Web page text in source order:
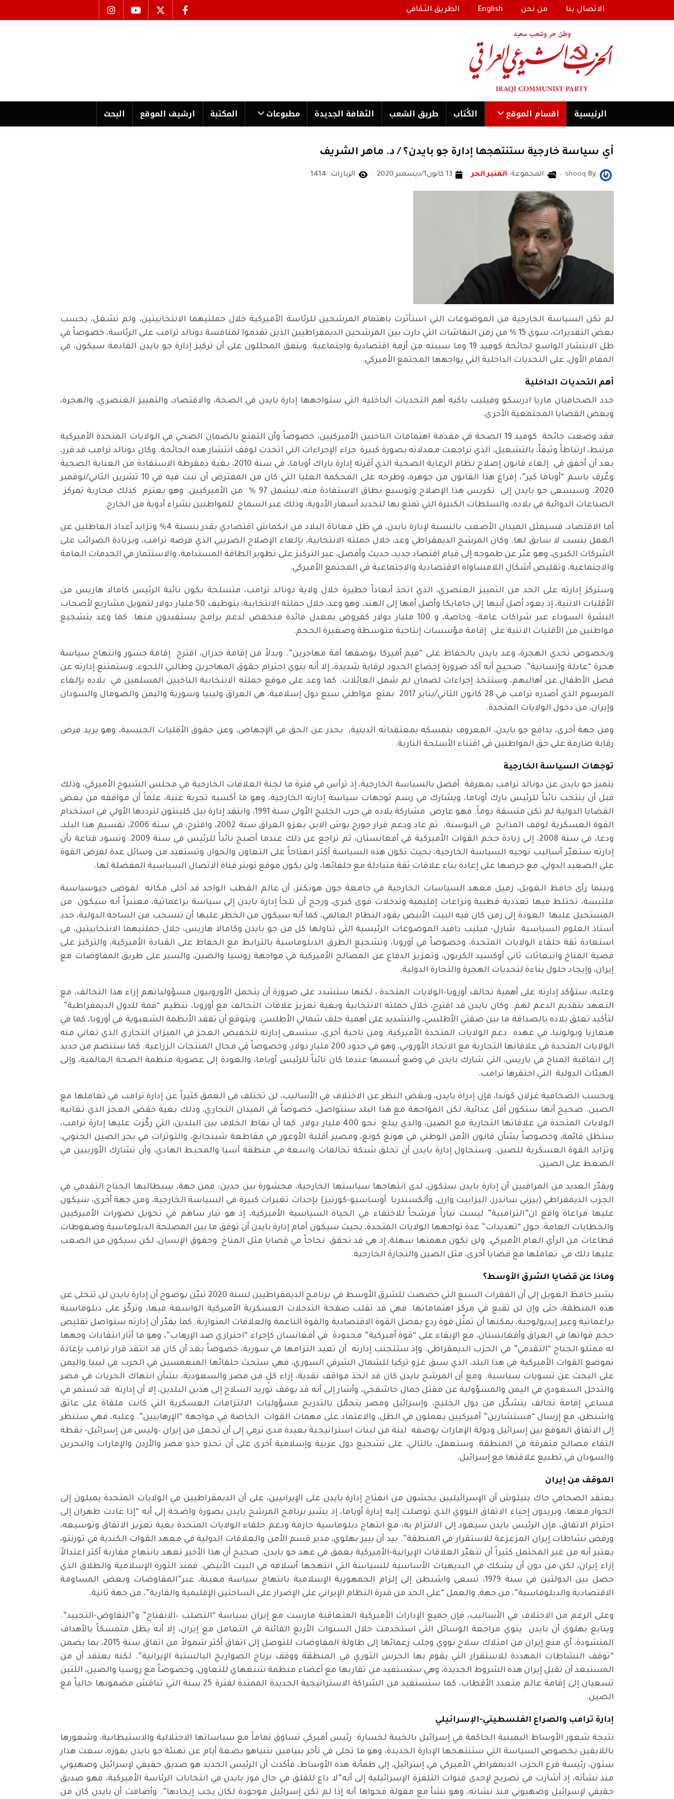
الاتصال بنا من نحن English الطريق الثقافي
الرئیسية اقسام الموقع الكُتاب طریق الشعب الثقافة الجدیدة مطبوعات المكتبة ارشیف الموقع البحث
أي سياسة خارجية ستنتهجها إدارة جو بايدن؟ / د. ماهر الشريف
By
shooq المجموعة: المنبر الحر 13 كانون1/ديسمبر 2020 الزيارات: 1414
لم تكن السياسة الخارجية من الموضوعات التي استأثرت باهتمام المرشحين للرئاسة الأميركية خلال حملتيهما الانتخابيتين، ولم تشغل، بحسب
بعض التقديرات، سوى 15 % من زمن النقاشات التي دارت بين المرشحين الديمقراطيين الذين تقدموا لمنافسة دونالد ترامب على الرئاسة، خصوصاً في
ظل الانتشار الواسع لجائحة كوفيد 19 وما سببته من أزمة اقتصادية واجتماعية. ويتفق المحللون على أن تركيز إدارة جو بايدن القادمة سيكون، في
المقام الأول، على التحديات الداخلية التي يواجهها المجتمع الأميركي.
أهم التحديات الداخلية
حدد الصحافيان ماريا ادرسكو وفيليب باكيه أهم التحديات الداخلية التي ستواجهها إدارة بايدن في الصحة، والاقتصاد، والتمييز العنصري، والهجرة،
وبعض القضايا المجتمعية الأخرى.
فقد وضعت جائحة كوفيد 19 الصحة في مقدمة اهتمامات الناخبين الأميركيين، خصوصاً وأن التمتع بالضمان الصحي في الولايات المتحدة الأميركية
مرتبط، ارتباطاً وثيقاً، بالتشغيل، الذي تراجعت معدلاته بصورة كبيرة جراء الإجراءات التي اتخذت لوقف انتشار هذه الجائحة. وكان دونالد ترامب قد قرر،
بعد أن أخفق في إلغاء قانون إصلاح نظام الرعاية الصحية الذي أقرته إدارة باراك أوباما، في سنة 2010، بغية دمقرطة الاستفادة من العناية الصحية
وعُرف باسم “أوباما كير”، إفراغ هذا القانون من جوهره، وطرحه على المحكمة العليا التي كان من المفترض أن تبت فيه في 10 تشرين الثاني/نوفمبر
2020. وسيسعى جو بايدن إلى تكريس هذا الإصلاح وتوسيع نطاق الاستفادة منه، ليشمل 97 % من الأميركيين. وهو يعتزم كذلك محاربة تمركز
الصناعات الدوائية في بلاده، والسلطات الكبيرة التي تمتع بها لتحديد أسعار الأدوية، وذلك عبر السماح للمواطنين بشراء أدوية من الخارج.
أما الاقتصاد، فسيمثل الميدان الأصعب بالنسبة لإدارة بايدن، في ظل معاناة البلاد من انكماش اقتصادي يقدر بنسبة 4% وتزايد أعداد العاطلين عن
العمل بنسب لا سابق لها. وكان المرشح الديمقراطي وعد، خلال حملته الانتخابية، بإلغاء الإصلاح الضريبي الذي فرضه ترامب، وبزيادة الضرائب على
الشركات الكبرى، وهو عبّر عن طموحه إلى قيام اقتصاد جديد، حديث وأفضل، عبر التركيز على تطوير الطاقة المستدامة، والاستثمار في الخدمات العامة
والاجتماعية، وتقليص أشكال اللامساواة الاقتصادية والاجتماعية في المجتمع الأميركي.
وستركز إدارته على الحد من التمييز العنصري، الذي اتخذ أبعاداً خطيرة خلال ولاية دونالد ترامب، متسلحة بكون نائبة الرئيس كامالا هاريس من
الأقليات الاتنية، إذ يعود أصل أبيها إلى جامايكا وأصل أمها إلى الهند. وهو وعد، خلال حملته الانتخابية، بتوظيف 50 مليار دولار لتمويل مشاريع لأصحاب
البشرة السوداء عبر شراكات عامة- وخاصة، و 100 مليار دولار كقروض بمعدل فائدة منخفض لدعم برامج يستفيدون منها. كما وعد بتشجيع
مواطنين من الأقليات الاتنية على إقامة مؤسسات إنتاجية متوسطة وصغيرة الحجم.
وبخصوص تحدي الهجرة، وعد بايدن بالحفاظ على “قيم أميركا بوصفها أمة مهاجرين”. وبدلاً من إقامة جدران، اقترح إقامة جسور وانتهاج سياسة
هجرة “عادلة وإنسانية”. صحيح أنه أكد ضرورة إخضاع الحدود لرقابة شديدة، إلا أنه ينوي احترام حقوق المهاجرين وطالبي اللجوء، وستمتنع إدارته عن
فصل الأطفال عن أهاليهم، وستتخذ إجراءات لضمان لم شمل العائلات. كما وعد على موقع حملته الانتخابية الناخبين المسلمين في بلاده بإلغاء
المرسوم الذي أصدره ترامب في 28 كانون الثاني/يناير 2017 بمنع مواطني سبع دول إسلامية، هي العراق وليبيا وسورية واليمن والصومال والسودان
وإيران، من دخول الولايات المتحدة.
ومن جهة أخرى، يدافع جو بايدن، المعروف بتمسكه بمعتقداته الدينية، بحذر عن الحق في الإجهاض، وعن حقوق الأقليات الجنسية، وهو يريد فرض
رقابة صارمة على حق المواطنين في اقتناء الأسلحة النارية.
توجهات السياسة الخارجية
يتميز جو بايدن عن دونالد ترامب بمعرفة أفضل بالسياسة الخارجية، إذ ترأس في فترة ما لجنة العلاقات الخارجية في مجلس الشيوخ الأميركي، وذلك
قبل أن ينتخب نائباً للرئيس بارك أوباما، ويشارك في رسم توجهات سياسة إدارته الخارجية، وهو ما أكسبه تجربة غنية، علماً أن مواقفه من بعض
القضايا الدولية لم تكن متسقة دوماً. فهو عارض مشاركة بلاده في حرب الخليج الأولى سنة 1991، وانتقد إدارة بيل كلينتون لترددها الأولي في استخدام
القوة العسكرية لوقف المذابح في البوسنة، ثم عاد ودعم قرار جورج بوش الابن بغزو العراق سنة 2002، واقترح، في سنة 2006، تقسيم هذا البلد،
ودعا، في سنة 2008، إلى زيادة حجم القوات الأميركية في أفغانستان، ثم تراجع عن ذلك عندما أصبح نائباً للرئيس في سنة 2009. وتسود قناعة بأن
إدارته ستغيّر أساليب توجيه السياسة الخارجية، بحيث تكون هذه السياسة أكثر انفتاحاً على التعاون والحوار، وتستفيد من وسائل عدة لفرض القوة
على الصعيد الدولي، مع حرصها على إعادة بناء علاقات ثقة متبادلة مع حلفائها، ولن يكون موقع تويتر قناة الاتصال السياسية المفضلة لها.
وبينما رأى حافظ الغويل، زميل معهد السياسات الخارجية في جامعة جون هوبكنز، أن عالم القطب الواحد قد أخلى مكانه لفوضى جيوسياسية
ملتبسة، تختلط فيها تعددية قطبية ونزاعات إقليمية وتدخلات قوى كبرى، ورجح أن تلجأ إدارة بايدن إلى سياسة براغماتية، معتبراً أنه سيكون من
المستحيل عليها العودة إلى زمن كان فيه البيت الأبيض يقود النظام العالمي، كما أنه سيكون من الخطر عليها أن تنسحب من الساحة الدولية، حدد
أستاذ العلوم السياسية شارل- فيليب دافيد الموضوعات الرئيسية التي تناولها كل من جو بايدن وكامالا هاريس، خلال حملتيهما الانتخابيتين، في
استعادة ثقة حلفاء الولايات المتحدة، وخصوصاً في أوروبا، وتشجيع الطرق الدبلوماسية بالترابط مع الحفاظ على القيادة الأميركية، والتركيز على
قضية المناخ وانبعاثات ثاني أوكسيد الكربون، وتعزيز الدفاع عن المصالح الأميركية في مواجهة روسيا والصين، والسير على طريق المفاوضات مع
إيران، وإيجاد حلول بناءة لتحديات الهجرة والتجارة الدولية.
وعليه، ستؤكد إدارته على أهمية تحالف أوروبا-الولايات المتحدة ، لكنها ستشدد على ضرورة أن يتحمل الأوروبيون مسؤولياتهم إزاء هذا التحالف، مع
التعهد بتقديم الدعم لهم. وكان بايدن قد اقترح، خلال حملته الانتخابية وبغية تعزيز علاقات التحالف مع أوروبا، تنظيم “قمة للدول الديمقراطية”
لتأكيد تعلق بلاده بالصداقة ما بين ضفتي الأطلسي، والتشديد على أهمية حلف شمالي الأطلسي. ويتوقع أن تفقد الأنظمة الشعبوية في أوروبا، كما في
هنغاريا وبولونيا، في عهده دعم الولايات المتحدة الأميركية. ومن ناحية أخرى، ستسعى إدارته لتخفيض العجز في الميزان التجاري الذي تعاني منه
الولايات المتحدة في علاقاتها التجاربة مع الاتحاد الأوروبي، وهو في حدود 200 مليار دولار، وخصوصاً في مجال المنتجات الزراعية. كما ستنضم من جديد
إلى اتفاقية المناخ في باريس، التي شارك بايدن في وضع أسسها عندما كان نائباً للرئيس أوباما، والعودة إلى عضوية منظمة الصحة العالمية، وإلى
الهيئات الدولية التي احتقرها ترامب.
وبحسب الصحافية غزلان كوندا، فإن إدراة بايدن، وبغض النظر عن الاختلاف في الأساليب، لن تختلف في العمق كثيراً عن إدارة ترامب في تعاملها مع
الصين. صحيح أنها ستكون أقل عدائية، لكن المواجهة مع هذا البلد ستتواصل، خصوصاً في الميدان التجاري، وذلك بغية خفض العجز الذي تعانيه
الولايات المتحدة في علاقاتها التجارية مع الصين، والذي يبلغ نحو 400 مليار دولار. كما أن نقاط الخلاف بين البلدين، التي ركّزت عليها إدارة ترامب،
ستظل قائمة، وخصوصاً بشأن قانون الأمن الوطني في هونغ كونغ، ومصير أقلية الأوغور في مقاطعة شينجانغ، والتوترات في بحر الصين الجنوبي،
وتزايد القوة العسكرية للصين. وستحاول إدارة بايدن أن تخلق شبكة تحالفات واسعة في منطقة آسيا والمحيط الهادي، وأن تشارك الأوربيين في
الضغط على الصين.
ويقدّر العديد من المراقبين أن إدارة بايدن ستكون، لدى انتهاجها سياستها الخارجية، محشورة بين حدين: فمن جهة، سيطالبها الجناح التقدمي في
الجزب الديمقراطي (بيرني ساندرز، اليزابيت وارن، وألكسندريا أوساسيو-كورتيز) بإحداث تغيرات كبيرة في السياسة الخارجية، ومن جهة أخرى، سيكون
عليها مراعاة واقع ان”الترامبية” ليست تياراً مرشحاً للاختفاء في الحياة السياسية الأميركية، إذ هو تيار ساهم في تحويل تصورات الأميركيين
والخطابات العامة، حول “تهديدات” عدة تواجهها الولايات المتحدة، بحيث سيكون أمام إدارة بايدن أن توفق ما بين المصلحة الدبلوماسية وضغوطات
قطاعات من الرأي العام الأميركي. ولن تكون مهمتها سهلة، إذ هي قد تحقق نجاحاً في قضايا مثل المناخ وحقوق الإنسان، لكن سيكون من الصعب
عليها ذلك في تعاملها مع قضايا أخرى، مثل الصين والتجارة الخارجية.
وماذا عن قضايا الشرق الأوسط؟
يشير حافظ الغويل إلى أن الفقرات السبع التي خصصت للشرق الأوسط في برنامج الديمقراطيين لسنة 2020 تبيّن بوضوح أن إدارة بايدن لن تتخلى عن
هذه المنطقة، حتى وإن لن تقبع في مركز اهتماماتها. فهي قد تقلب صفحة التدخلات العسكرية الأميركية الواسعة فيها، وتركّز على دبلوماسية
براغماتية وغير إيديولوجية، يمكنها أن تمثّل قوة ردع بفضل القوة الاقتصادية والقوة الناعمة والعلاقات المتوازنة. كما يقدّر أن إدارته ستواصل تقليص
حجم قواتها في العراق وأفغانستان، مع الإبقاء على “قوة أميركية” محدودة في أفغانسان كإجراء “احترازي ضد الإرهاب”، وهو ما أثار انتقادات وجهها
له ممثلو الجناح “التقدمي” في الحزب الديمقراطي. وإذ ستتجنب إدارته أن تعيد التزامها في سورية، خصوصاً بعد أن كان قد انتقد قرار ترامب بإعادة
تموضع القوات الأميركية في هذا البلد، الذي سبق غزو تركيا للشمال الشرقي السوري، فهي ستحث حلفائها المنغمسين في الحرب في ليبيا واليمن
على البحث عن تسويات سياسية. ومع أن المرشح بايدن كان قد اتخذ مواقف نقدية، إزاء كلٍ من مصر والسعودية، بشأن انتهاك الحريات في مصر
والتدخل السعودي في اليمن والمسؤولية عن مقتل جمال خاشقجي، وأشار إلى أنه قد يوقف توريد السلاح إلى هذين البلدين، إلا أن إدارته قد تستمر في
مساعي إقامة تحالف يتشكّل من دول الخليج، وإسرائيل ومصر يتحمّل بالتدريج مسؤوليات الالتزامات العسكرية التي كانت ملقاة على عاتق
واشنطن، مع إرسال “مستشارين” أميركيين يعملون في الظل، والاعتماد على مهمات القوات الخاصة في مواجهة “الإرهابيين”. وعليه، فهي ستنظر
إلى الاتفاق الموقع بين إسرائيل ودولة الإمارات بوصفه لبنة من لبنات استراتيجية بعيدة مدى ترمي إلى أن تجعل من إيران –وليس من إسرائيل- نقطة
التقاء مصالح متفرقة في المنطقة. وستعمل، بالتالي، على تشجيع دول عربية وإسلامية أخرى على أن تحذو حذو مصر والأردن والإمارات والبحرين
والسودان في تطبيع علاقتها مع إسرائيل.
الموقف من إيران
يعتقد الصحافي جاك بنيلوش أن الإسرائيليين يخشون من انفتاح إدارة بايدن على الإيرانيين، على أن الديمقراطيين في الولايات المتحدة يميلون إلى
الحوار معها، ويريدون إحياء الاتفاق النووي الذي توصلت إليه إدارة أوباما، إذ يشير برنامج المرشح بايدن بصورة واضحة إلى أنه “إذا عادت طهران إلى
احترام الاتفاق، فإن الرئيس بايدن سيعود إلى الالتزام به، مع انتهاج دبلوماسية حازمة ودعم حلفاء الولايات المتحدة بغية تعزيز الاتفاق وتوسيعه،
ورفض نشاطات إيران المزعزعة للاستقرار في المنطقة”. بيد أن بيير بهلوي، مدير قسم الأمن والعلاقات الدولية في معهد القوات الكندية في تورنتو،
يعتبر أنه من غير المحتمل كثيراً أن تتغيّر العلاقات الإيرانية-الأميركية بعمق في عهد جو بايدن. صحيح أن هذا الأخير تعهد بانتهاج مقاربة أكثر اعتدالاً
إزاء إيران، لكن من دون أن يشكك في البديهيات الأساسية للسياسة التي انتهجها أسلافه في البيت الأبيض. فمنذ الثورة الإسلامية والطلاق الذي
حصل بين الدولتين في سنة 1979، تسعى واشنطن إلى إلزام الجمهورية الإسلامية بانتهاج سياسة معينة، عبر”المفاوضات وبعض المساومة
الاقتصادية والدبلوماسية”، من جهة، والعمل “على الحد من قدرة النظام الإيراني على الإضرار على الساحتين الإقليمية والقارية”، من جهة ثانية.
وعلى الرغم من الاختلاف في الأساليب، فإن جميع الإدارات الأميركية المتعاقبة مارست مع إيران سياسة “التصلب –الانفتاح” و”التفاوض-التحييد”.
ويتابع بهلوي أن بايدن ينوي مراجعة الوسائل التي استخدمت خلال السنوات الأربع الفائتة في التعامل مع إيران، إلا أنه يظل متمسكاً بالأهداف
المنشودة، أي منع إيران من امتلاك سلاح نووي وجلب زعمائها إلى طاولة المفاوضات للتوصل إلى اتفاق أكثر شمولاً من اتفاق سنة 2015، بما يضمن
“توقف النشاطات المهددة للاستقرار التي يقوم بها الحرس الثوري في المنطقة ووقف برناج الصواريخ البالستية الإيرانية”. لكنه يعتقد أن من
المستبعد أن تقبل إيران هذه الشروط الجديدة، وهي ستستفيد من تقاربها مع أعضاء منظمة شنغهاي للتعاون، وخصوصاً مع روسيا والصين، اللتين
تسعيان إلى إقامة عالم متعدد الأقطاب، كما ستستفيد من الشراكة الاستراتيجية الجديدة الممتدة لفترة 25 سنة التي تناقش مضمونها حالياً مع
الصين.
إدارة ترامب والصراع الفلسطيني-الإسرائيلي
نتيجة شعور الأوساط اليمينية الحاكمة في إسرائيل بالخيبة لخسارة رئيس أميركي تساوق تماماً مع سياساتها الاحتلالية والاستيطانية، وشعورها
باللايقين بخصوص السياسة التي ستنتهجها الإدارة الجديدة، وهو ما تجلى في تأخر بنيامين نتنياهو بضعة أيام عن تهنئة جو بايدن بفوزه، سعت هدار
ستون، رئيسة فرع الحزب الديمقراطي الأميركي في إسرائيل، إلى طمأنة هذه الأوساط، فأكدت أن الرئيس الجديد هو صديق حقيقي لإسرائيل وصهيوني
منذ نشأته، إذ أشارت في تصريح لإحدى قنوات التلفزة الإسرائيلية إلى أنه”لا داع للقلق في حال فوز بايدن في انتخابات الرئاسة الأميركية، فهو صديق
حقيقي لإسرائيل وصهيوني منذ نشاته، وهو نشأ مع مقولة فحواها أنه إذا لم تكن إسرائيل موجودة لكان يجب إيجادها”. وأضافت أن بايدن كان من